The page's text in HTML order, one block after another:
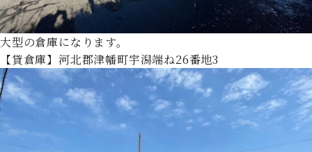
大型の倉庫になります。
【貸倉庫】河北郡津幡町宇潟端ね26番地3